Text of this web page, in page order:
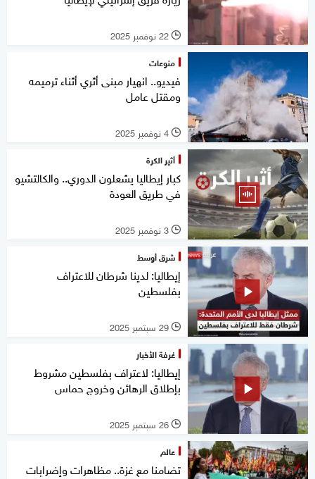
l 22 نوفمبر 2025
منوعات
فيديو.. انهيار مبنى أثري أثناء ترميمه
ومقتل عامل
l 4 نوفمبر 2025
أثير الكرة
كبار إيطاليا يشعلون الدوري.. والكالتشيو
في طريق العودة
l 3 نوفمبر 2025
شرق أوسط
إيطاليا: لدينا شرطان للاعتراف
بفلسطين
l 29 سبتمبر 2025
غرفة الأخبار
إيطاليا: لاعتراف بفلسطين مشروط
بإطلاق الرهائن وخروج حماس
l 26 سبتمبر 2025
عالم
تضامنا مع غزة.. مظاهرات وإضرابات